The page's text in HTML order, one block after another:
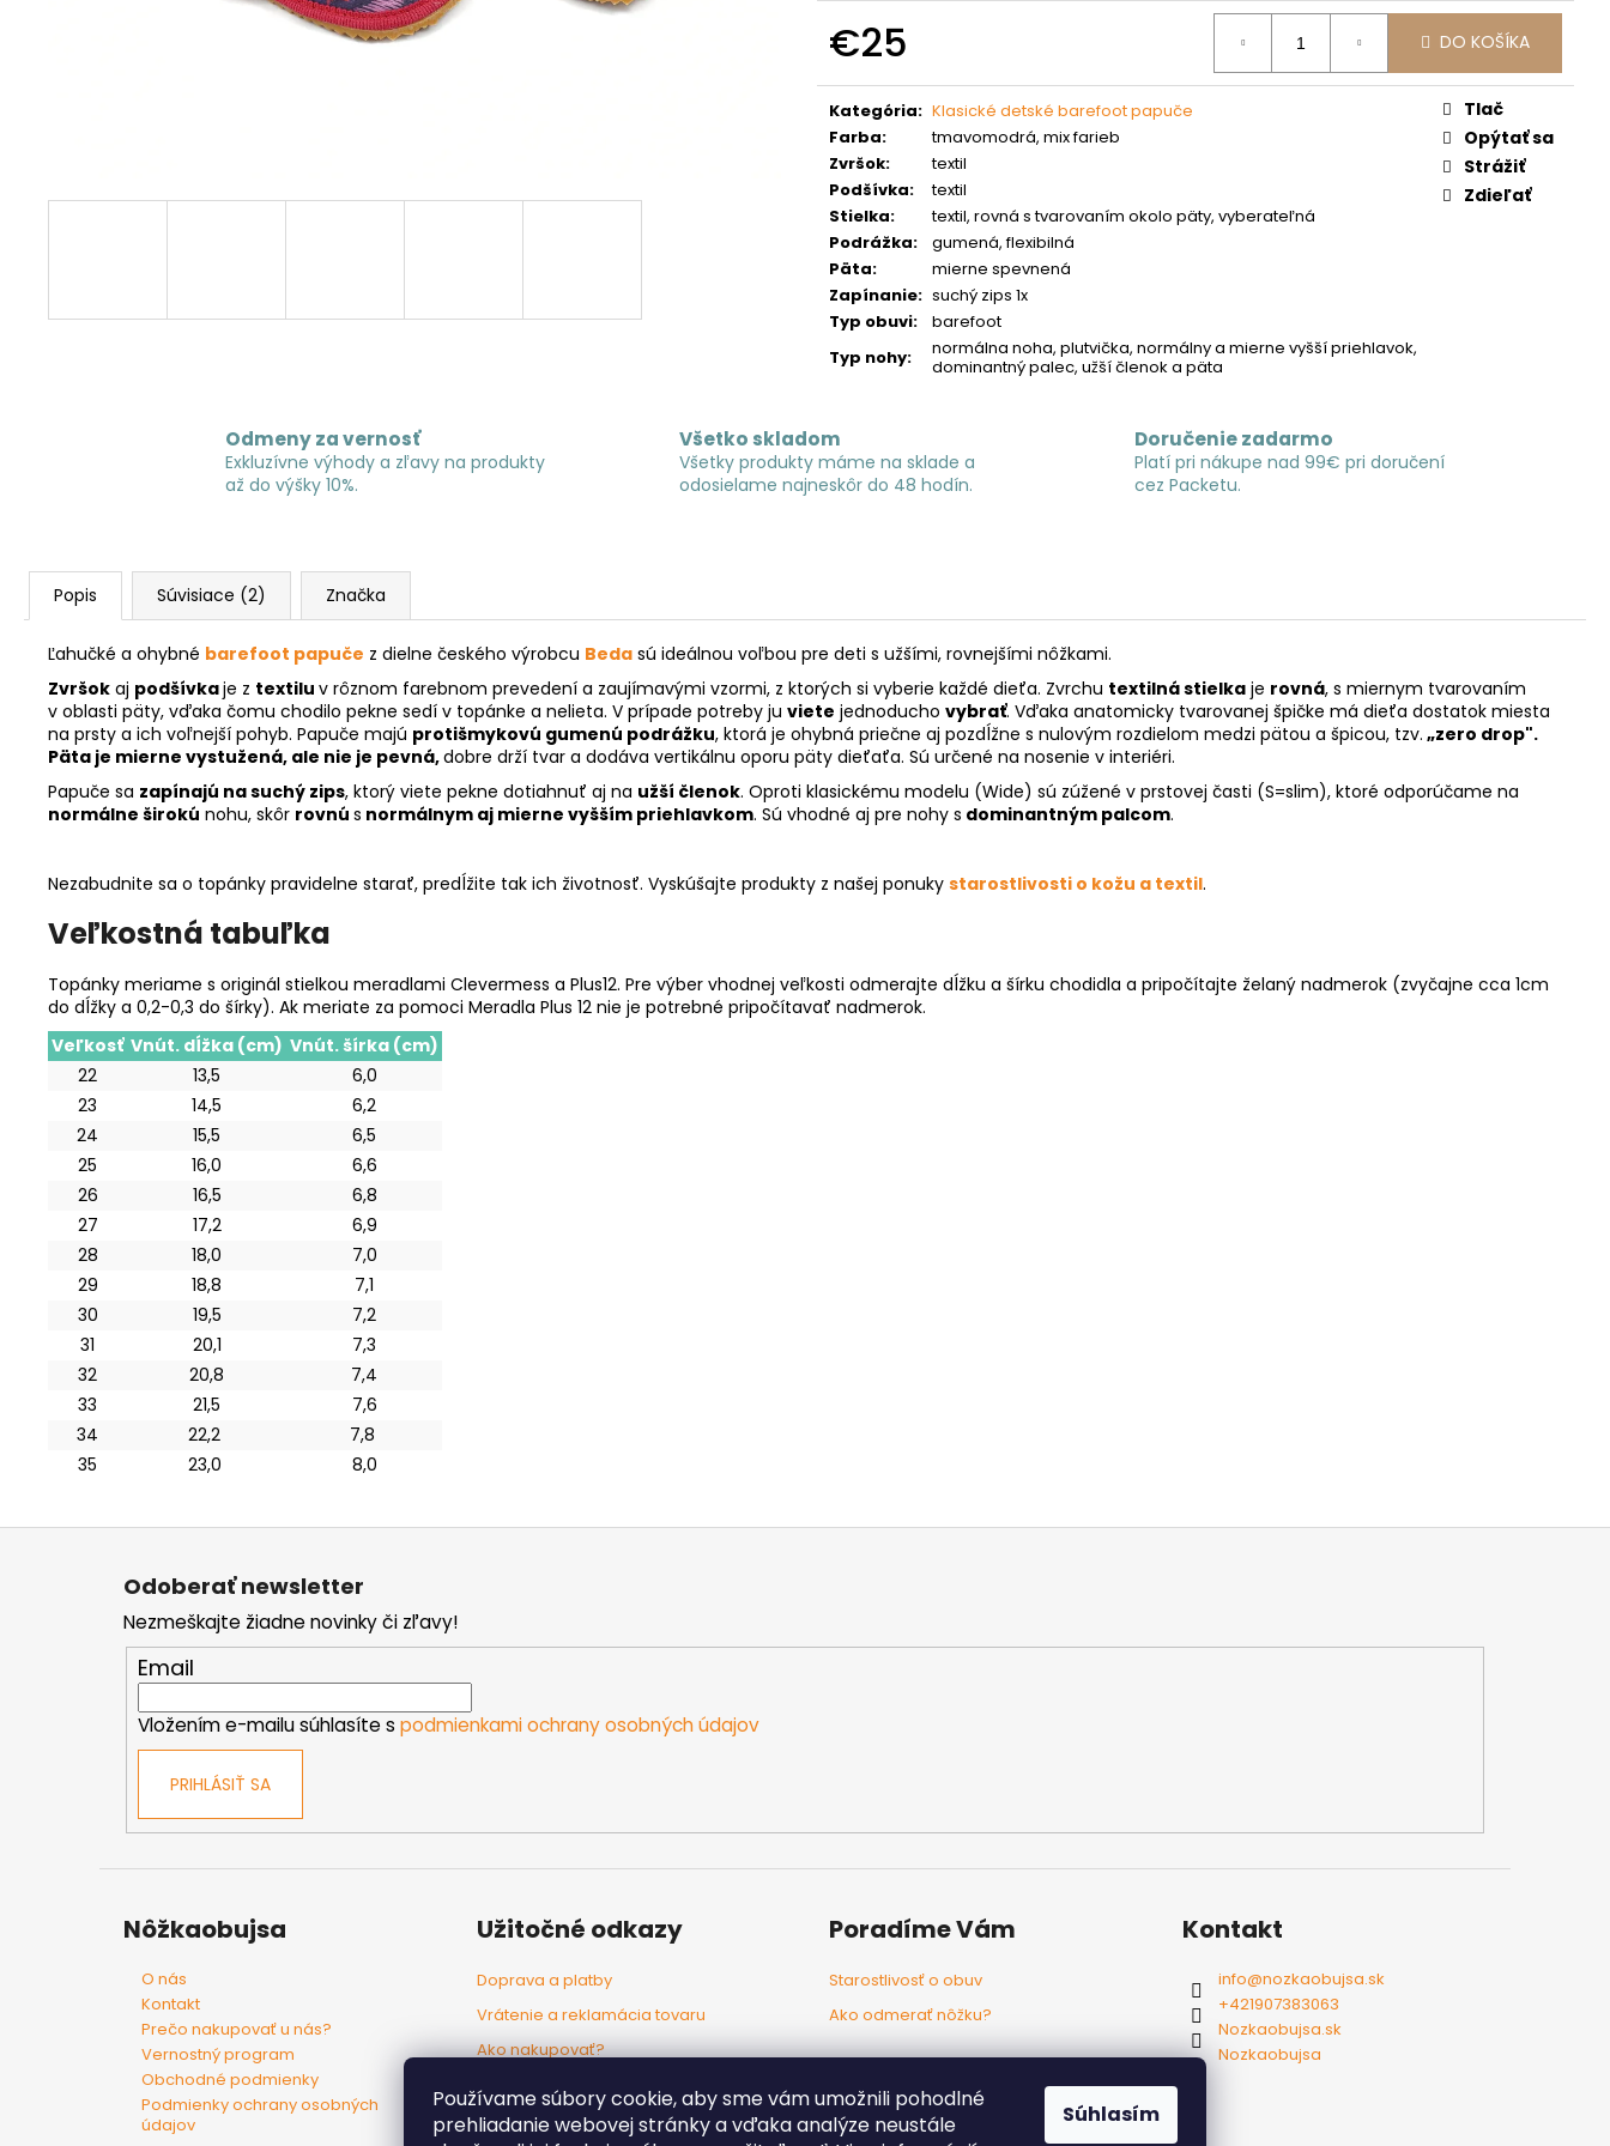
Používame súbory cookie, aby sme vám umožnili pohodlné
prehliadanie webovej stránky a vďaka analýze neustále
Súhlasím
€25
cena:
DO KOŠÍKA
Kategória: Klasické detské barefoot papuče
Farba:
tmavomodrá, mix farieb
Zvršok:
textil
Podšívka:
textil
Stielka:
textil, rovná s tvarovaním okolo päty, vyberateľná
Podrážka:
gumená, flexibilná
Päta:
mierne spevnená
Zapínanie: suchý zips 1x
Typ obuvi:
barefoot
Typ nohy:
normálna noha, plutvička, normálny a mierne vyšší priehlavok,
dominantný palec, užší členok a päta
Tlač
Opýtať sa
Strážiť
Zdieľať
Odmeny za vernosť
Exkluzívne výhody a zľavy na produkty
až do výšky 10%.
Všetko skladom
Všetky produkty máme na sklade a
odosielame najneskôr do 48 hodín.
Doručenie zadarmo
Platí pri nákupe nad 99€ pri doručení
cez Packetu.
Popis Súvisiace (2) Značka
Ľahučké a ohybné barefoot papuče z dielne českého výrobcu Beda sú ideálnou voľbou pre deti s užšími, rovnejšími nôžkami.
Zvršok aj podšívkaje z textilu v rôznom farebnom prevedení a zaujímavými vzormi, z ktorých si vyberie každé dieťa. Zvrchu textilná stielka je rovná, s miernym tvarovaním
v oblasti päty, vďaka čomu chodilo pekne sedí v topánke a nelieta. V prípade potreby ju viete jednoducho vybrať. Vďaka anatomicky tvarovanej špičke má dieťa dostatok miesta
na prsty a ich voľnejší pohyb. Papuče majú protišmykovú gumenú podrážku, ktorá je ohybná priečne aj pozdĺžne s nulovým rozdielom medzi pätou a špicou, tzv. „zero drop".
Päta je mierne vystužená, ale nie je pevná,dobre drží tvar a dodáva vertikálnu oporu päty dieťaťa. Sú určené na nosenie v interiéri.
Papuče sa zapínajú na suchý zips, ktorý viete pekne dotiahnuť aj na užší členok. Oproti klasickému modelu (Wide) sú zúžené v prstovej časti (S=slim), ktoré odporúčame na
normálne širokú nohu, skôr rovnú s normálnym aj mierne vyšším priehlavkom. Sú vhodné aj pre nohy s dominantným palcom.
Nezabudnite sa o topánky pravidelne starať, predĺžite tak ich životnosť. Vyskúšajte produkty z našej ponuky starostlivosti o kožu a textil.
Veľkostná tabuľka
Topánky meriame s originál stielkou meradlami Clevermess a Plus12. Pre výber vhodnej veľkosti odmerajte dĺžku a šírku chodidla a pripočítajte želaný nadmerok (zvyčajne cca 1cm
do dĺžky a 0,2-0,3 do šírky). Ak meriate za pomoci Meradla Plus 12 nie je potrebné pripočítavať nadmerok.
Veľkosť Vnút. dĺžka (cm) Vnút. šírka (cm)
22
13,5
6,0
23
14,5
6,2
24
15,5
6,5
25
16,0
6,6
26
16,5
6,8
27
17,2
6,9
28
18,0
7,0
29
18,8
7,1
30
19,5
7,2
31
20,1
7,3
32
20,8
7,4
33
21,5
7,6
34
22,2
7,8
35
23,0 8,0
Odoberať newsletter
Nezmeškajte žiadne novinky či zľavy!
Email
Vložením e-mailu súhlasíte s podmienkami ochrany osobných údajov
PRIHLÁSIŤ SA
Nôžkaobujsa
O nás
Kontakt
Prečo nakupovať u nás?
Vernostný program
Obchodné podmienky
Podmienky ochrany osobných
údajov
Užitočné odkazy
Doprava a platby
Vrátenie a reklamácia tovaru
Ako nakupovať?
Poradíme Vám
Starostlivosť o obuv
Ako odmerať nôžku?
Kontakt
info@nozkaobujsa.sk
+421907383063
Nozkaobujsa.sk
Nozkaobujsa